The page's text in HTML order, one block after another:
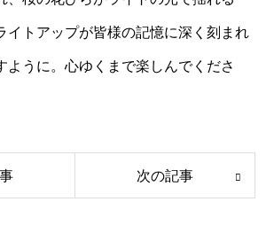
イトアップが皆様の記憶に深く刻まれ
ように。心ゆくまで楽しんでくださ
次の記事